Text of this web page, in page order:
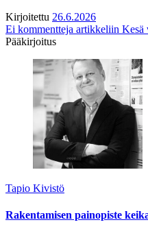
Kirjoitettu 26.6.2026
Ei kommentteja artikkeliin Kesä
Pääkirjoitus
Tapio Kivistö
Rakentamisen painopiste